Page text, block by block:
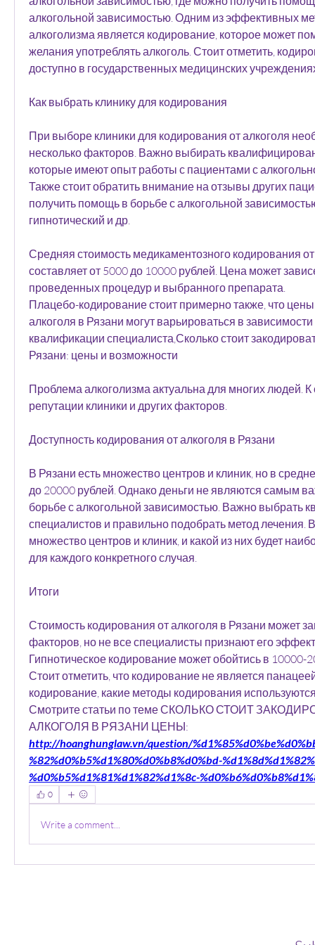
алкогольной зависимостью. Одним из эффективных
алкоголизма является кодирование, которое может
желания употреблять алкоголь. Стоит отметить,
доступно в государственных медицинских
Как выбрать клинику для кодирования
При выборе клиники для кодирования от алкоголя
несколько факторов. Важно выбирать
которые имеют опыт работы с пациентами с
Также стоит обратить внимание на отзывы других
получить помощь в борьбе с алкогольной
гипнотический и др.
Средняя стоимость медикаментозного кодирования
составляет от 5000 до 10000 рублей. Цена может
проведенных процедур и выбранного препарата.
Плацебо-кодирование стоит примерно также, что
алкоголя в Рязани могут варьироваться в
квалификации специалиста,Сколько стоит
Рязани: цены и возможности
Проблема алкоголизма актуальна для многих людей.
репутации клиники и других факторов.
Доступность кодирования от алкоголя в Рязани
В Рязани есть множество центров и клиник, но в
до 20000 рублей. Однако деньги не являются самым
борьбе с алкогольной зависимостью. Важно выбрать
специалистов и правильно подобрать метод лечения.
множество центров и клиник, и какой из них будет
для каждого конкретного случая.
Итоги
Стоимость кодирования от алкоголя в Рязани может
факторов, но не все специалисты признают его
Гипнотическое кодирование может обойтись в 10000-
Стоит отметить, что кодирование не является
кодирование, какие методы кодирования
Смотрите статьи по теме СКОЛЬКО СТОИТ
АЛКОГОЛЯ В РЯЗАНИ ЦЕНЫ:
http://hoanghunglaw.vn/question/
%82%d0%b5%d1%80%d0%b8%d0%bd-
%d0%b5%d1%81%d1%82%d1%8c-
0
Write a comment...